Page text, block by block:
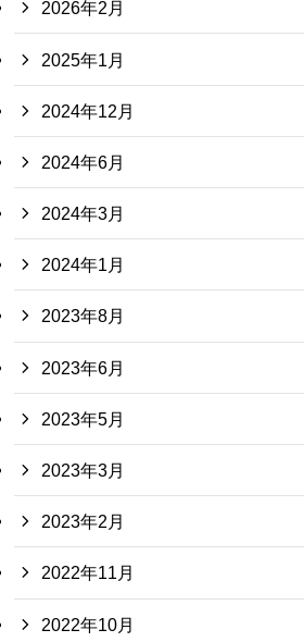
2026年2月
2025年1月
2024年12月
2024年6月
2024年3月
2024年1月
2023年8月
2023年6月
2023年5月
2023年3月
2023年2月
2022年11月
2022年10月